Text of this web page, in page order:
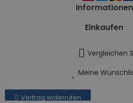
Informationen
Einkaufen
Vergleichen
Meine
Vertrag widerrufen